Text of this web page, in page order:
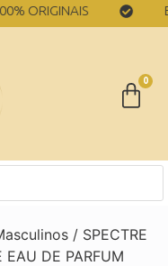
ORIGINAIS
0
/ SPECTRE
DE PARFUM